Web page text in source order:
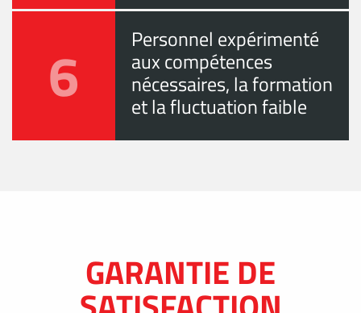
6 Personnel expérimenté
aux compétences
nécessaires, la formation
et la fluctuation faible
GARANTIE DE